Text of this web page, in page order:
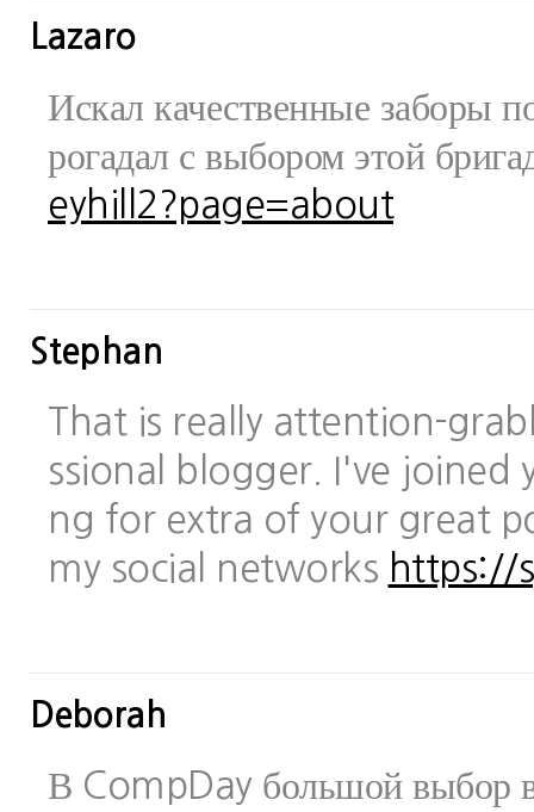
Lazaro
Искал качественные заборы
рогадал с выбором этой
eyhill2?page=about
Stephan
That is really attention-
ssional blogger. I've joined
ng for extra of your great
my social networks https://
Deborah
В CompDay большой выбор